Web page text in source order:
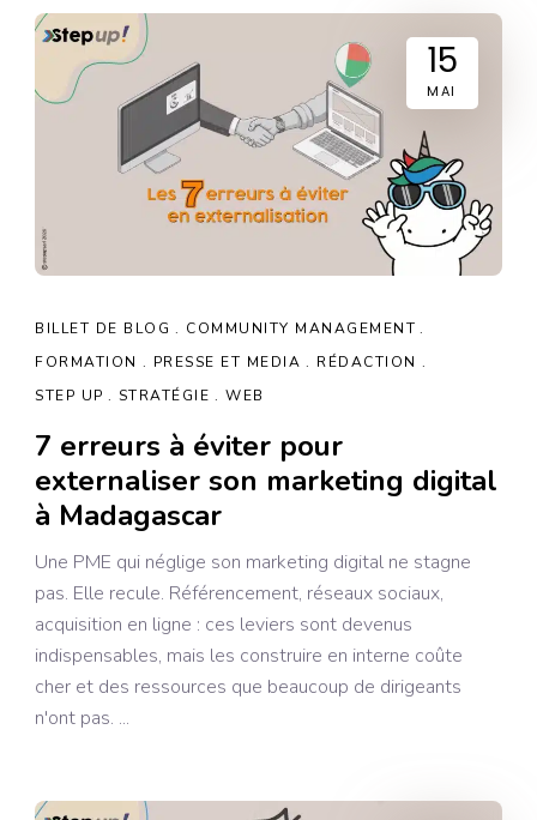
15
MAI
BILLET DE BLOG
COMMUNITY MANAGEMENT
FORMATION
PRESSE ET MEDIA
RÉDACTION
STEP UP
STRATÉGIE WEB
7 erreurs à éviter pour
externaliser son marketing digital
à Madagascar
Une PME qui néglige son marketing digital ne stagne
pas. Elle recule. Référencement, réseaux sociaux,
acquisition en ligne : ces leviers sont devenus
indispensables, mais les construire en interne coûte
cher et des ressources que beaucoup de dirigeants
n'ont pas.